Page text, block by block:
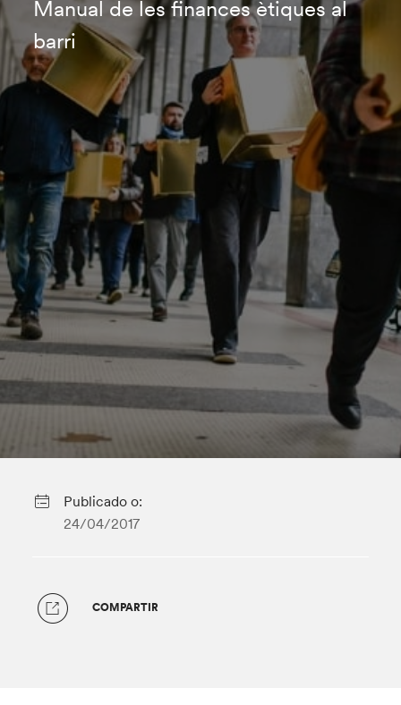
Manual de les finances ètiques al
barri
Publicado o:
24/04/2017
COMPARTIR